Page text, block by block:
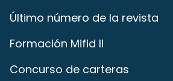
Último número de la revista
Formación Mifid II
Concurso de carteras